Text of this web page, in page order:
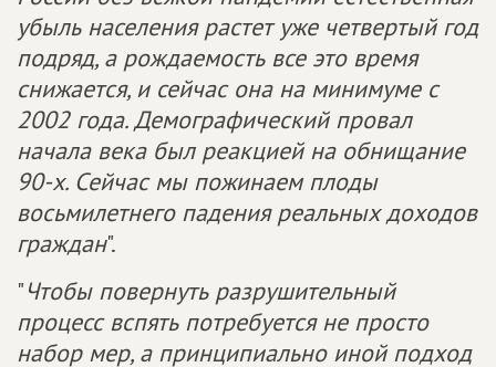
убыль населения растет уже четвертый год
подряд, а рождаемость все это время
снижается, и сейчас она на минимуме с
2002 года. Демографический провал
начала века был реакцией на обнищание
90-х. Сейчас мы пожинаем плоды
восьмилетнего падения реальных доходов
граждан".
"Чтобы повернуть разрушительный
процесс вспять потребуется не просто
набор мер, а принципиально иной подход